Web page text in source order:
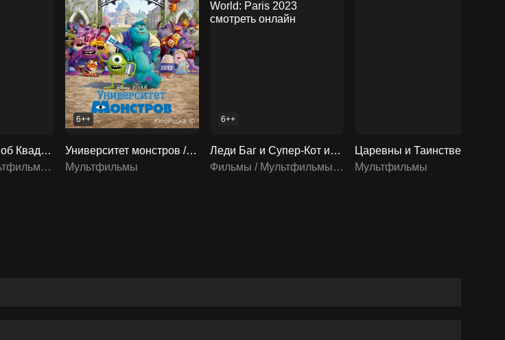
Сериал Губка Боб Квадратные Штаны / SpongeBob SquarePants 1999 смотреть онлайн 17 сезон 2 серия
Сериалы / Мультфильмы / Мультсериалы
6++
Университет монстров / Monsters University 2013 смотреть онлайн
Мультфильмы
6++
Леди Баг и Супер-Кот из Альтернативной Вселенной: Приключения в Париже / Miraculous World: Paris 2023 смотреть онлайн
Фильмы / Мультфильмы / Мультсериалы
Мультфильмы